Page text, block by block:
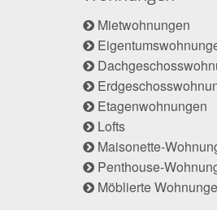
Mietwohnungen
Etagenwohnungen
Lofts
Maisonette-
Penthouse-
Möblierte